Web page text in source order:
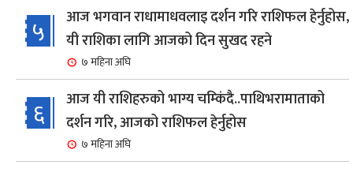
५
आज भगवान राधामाधवलाइ दर्शन गरि राशिफल हेर्नुहोस,
यी राशिका लागि आजको दिन सुखद रहने
७ महिना अघि
६
आज यी राशिहरुको भाग्य चम्किंदै..पाथिभरामाताको
दर्शन गरि, आजको राशिफल हेर्नुहोस
७ महिना अघि